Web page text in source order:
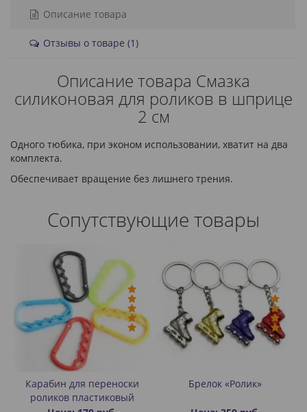
Описание товара
Отзывы о товаре (1)
Описание товара Смазка
силиконовая для роликов в шприце
2 см
Одного тюбика, при эконом использовании, хватит на два
комплекта.
Обеспечивает вращение без лишнего трения.
Сопутствующие товары
Карабин для переноски
роликов пластиковый
Брелок «Ролик»